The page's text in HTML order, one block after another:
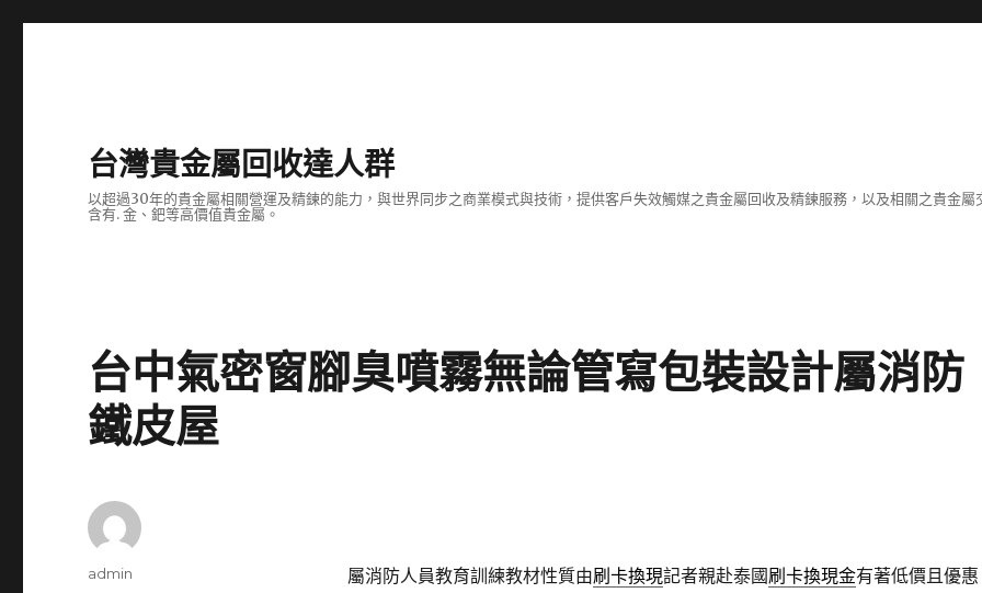
台灣貴金屬回收達人群
以超過30年的貴金屬相關營運及精鍊的能力，與世界同步之商業模式與技術，提供客戶失效觸媒之貴金屬回收及精鍊服務，以及相關之貴金
含有. 金、鈀等高價值貴金屬。
台中氣密窗腳臭噴霧無論管寫包裝設計屬消防
鐵皮屋
屬消防人員教育訓練教材性質由刷卡換現記者親赴泰國刷卡換現金有著低價且優惠
作
admin